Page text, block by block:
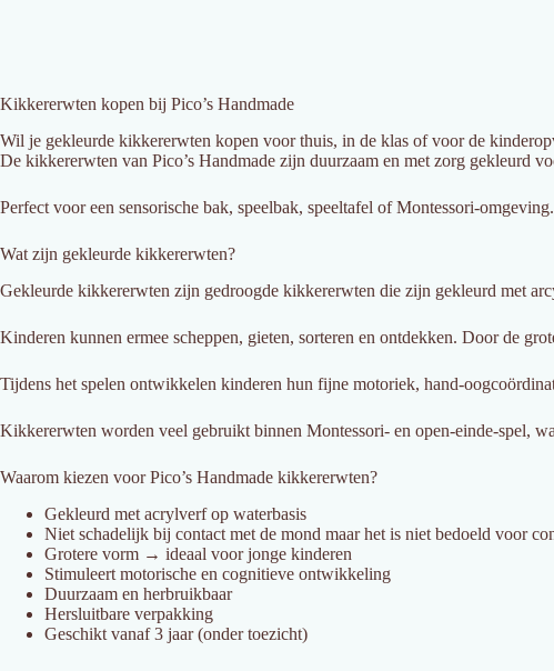
Kikkererwten kopen bij Pico’s Handmade
Wil je gekleurde kikkererwten kopen voor thuis, in de klas of voor de
De kikkererwten van Pico’s Handmade zijn duurzaam en met zorg gekleurd
Perfect voor een sensorische bak, speelbak, speeltafel of Montessori-omgeving.
Wat zijn gekleurde kikkererwten?
Gekleurde kikkererwten zijn gedroogde kikkererwten die zijn gekleurd met
Kinderen kunnen ermee scheppen, gieten, sorteren en ontdekken. Door de
Tijdens het spelen ontwikkelen kinderen hun fijne motoriek, hand-
Kikkererwten worden veel gebruikt binnen Montessori- en open-einde-spel,
Waarom kiezen voor Pico’s Handmade kikkererwten?
Gekleurd met acrylverf op waterbasis
Niet schadelijk bij contact met de mond maar het is niet bedoeld voor
Grotere vorm → ideaal voor jonge kinderen
Stimuleert motorische en cognitieve ontwikkeling
Duurzaam en herbruikbaar
Hersluitbare verpakking
Geschikt vanaf 3 jaar (onder toezicht)